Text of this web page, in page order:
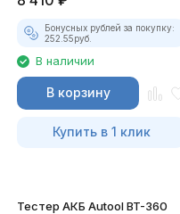
Бонусных рублей за покупку:
252.55руб.
В наличии
В корзину
Купить в 1 клик
Тестер АКБ Autool BT-360